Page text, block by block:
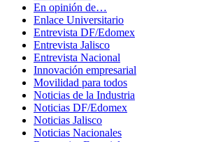
En opinión de…
Enlace Universitario
Entrevista DF/Edomex
Entrevista Jalisco
Entrevista Nacional
Innovación empresarial
Movilidad para todos
Noticias de la Industria
Noticias DF/Edomex
Noticias Jalisco
Noticias Nacionales